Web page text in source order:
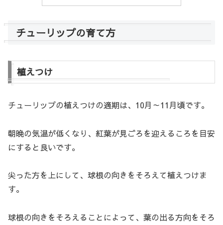
チューリップの育て方
植えつけ
チューリップの植えつけの適期は、10月～11月頃です。
朝晩の気温が低くなり、紅葉が見ごろを迎えるころを目安
にすると良いです。
尖った方を上にして、球根の向きをそろえて植えつけま
す。
球根の向きをそろえることによって、葉の出る方向をそろ